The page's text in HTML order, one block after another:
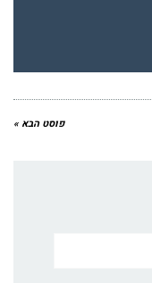
פוסט הבא »